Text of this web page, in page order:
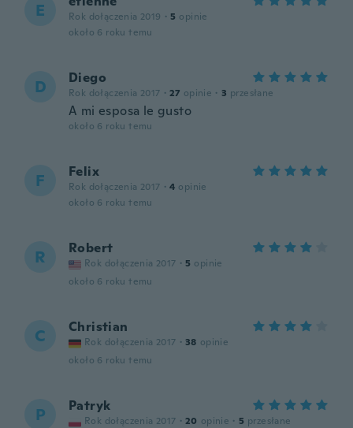
E Rok dołączenia 2019 · 5 opinie
około 6 roku temu
D Diego
Rok dołączenia 2017 · 27 opinie · 3 przesłane
A mi esposa le gusto
około 6 roku temu
F Felix
Rok dołączenia 2017 · 4 opinie
około 6 roku temu
R Robert
Rok dołączenia 2017 · 5 opinie
około 6 roku temu
C Christian
Rok dołączenia 2017 · 38 opinie
około 6 roku temu
P Patryk
Rok dołączenia 2017 · 20 opinie · 5 przesłane